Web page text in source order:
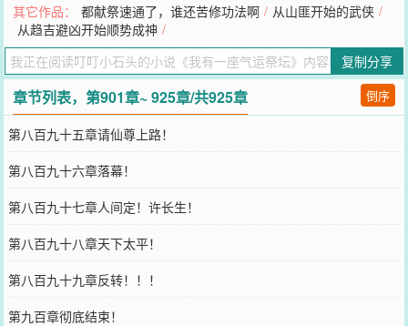
御剑长空，有佛门罗汉一指擎天，有江湖……这是最坏的时代，也是
最好的时代。我叫陈渊，来自深渊！——————杀伐果断风，已有
两百万字老书《从山匪开始的武侠》欢迎阅读
您要是觉得《我有一座气运祭坛》还不错的话请不要忘记向您QQ群和
微博微信里的朋友推荐哦！
其它作品： 都献祭速通了，谁还苦修功法啊 / 从山匪开始的武侠 /
从趋吉避凶开始顺势成神 /
复制分享
章节列表，第901章~ 925章/共925章 倒序
第八百九十五章请仙尊上路！
第八百九十六章落幕！
第八百九十七章人间定！许长生！
第八百九十八章天下太平！
第八百九十九章反转！！！
第九百章彻底结束！